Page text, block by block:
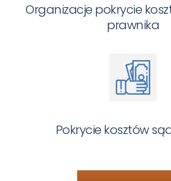
Organizacje pokrycie
prawnika
Pokrycie kosztów